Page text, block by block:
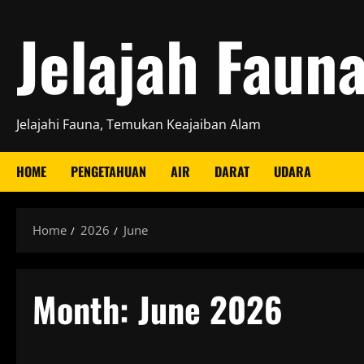
content
Jelajah
Jelajahi Fauna, Temukan Keajaiban Alam
HOME PENGETAHUAN AIR DARAT UDARA
Home 2026 June
Month: June 2026